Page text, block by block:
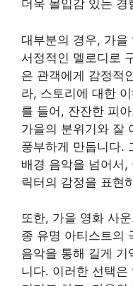
더욱 몰입감 있는 경
대부분의 경우, 가을
서정적인 멜로디로
은 관객에게 감정적
라, 스토리에 대한
를 들어, 잔잔한 피
가을의 분위기와 잘
풍부하게 만듭니다.
배경 음악을 넘어서,
릭터의 감정을 표현
또한, 가을 영화 사
종 유명 아티스트의
음악을 통해 길게
니다. 이러한 선택은